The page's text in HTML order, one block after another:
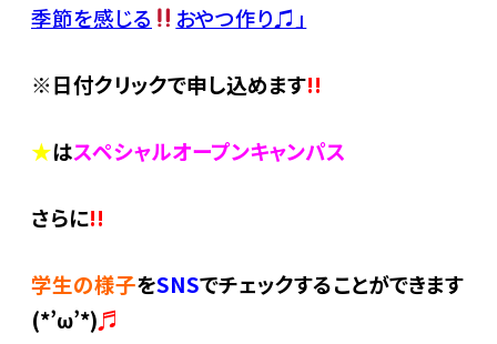
季節を感じる
おやつ作り♫」
※日付クリックで申し込めます!!
★はスペシャルオープンキャンパス
さらに!!
学生の様子をSNSでチェックすることができます
(*’ω’*)♬